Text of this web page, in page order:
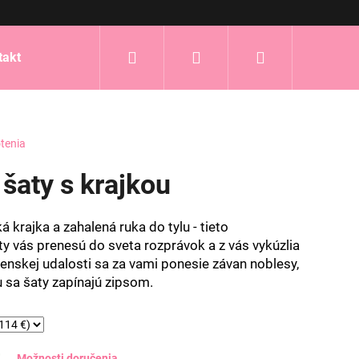
Prihlásenie
s krajkou
krajka a zahalená ruka do tylu - tieto
vás prenesú do sveta rozprávok a z vás vykúzlia
udalosti sa za vami ponesie závan noblesy,
sa šaty zapínajú zipsom.